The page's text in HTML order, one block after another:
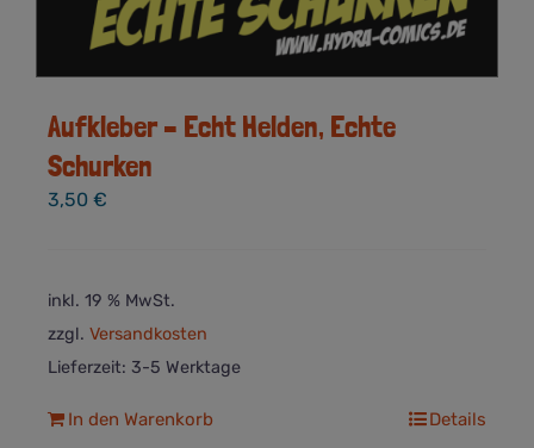
Aufkleber – Echt Helden, Echte
Schurken
3,50 €
inkl. 19 % MwSt.
zzgl. Versandkosten
Lieferzeit: 3-5 Werktage
In den Warenkorb Details